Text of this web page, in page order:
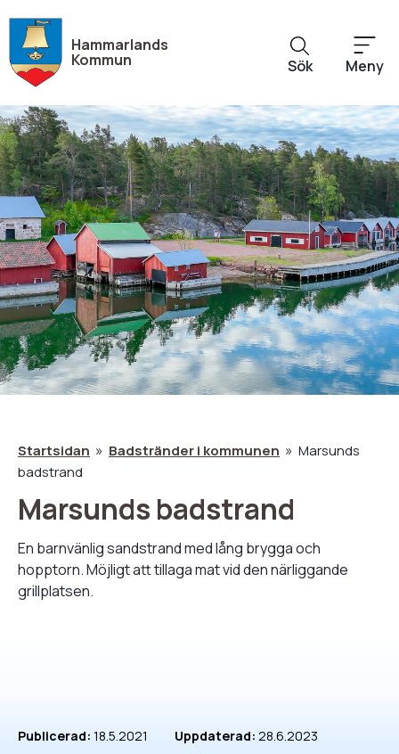
huvudinnehållHammarlands
Kommun Sök Meny
Länkstig
Startsidan Badstränder i kommunen
Marsunds
badstrand
Marsunds badstrand
En barnvänlig sandstrand med lång brygga och
hopptorn. Möjligt att tillaga mat vid den närliggande
grillplatsen.
Publicerad: 18.5.2021 Uppdaterad: 28.6.2023